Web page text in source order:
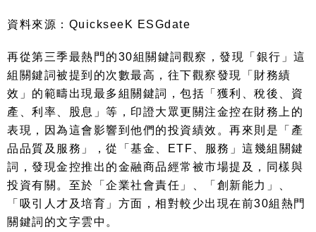
資料來源： QuickseeK ESGdate
再從第三季最熱門的30組關鍵詞觀察，發現「銀行」這
組關鍵詞被提到的次數最高，往下觀察發現「財務績
效」的範疇出現最多組關鍵詞，包括「獲利、稅後、資
產、利率、股息」等，印證大眾更關注金控在財務上的
表現，因為這會影響到他們的投資績效。再來則是「產
品品質及服務」，從「基金、
ETF 、服務」這幾組關鍵
詞，發現金控推出的金融商品經常被市場提及，同樣與
投資有關。至於「企業社會責任」、「創新能力」、
「吸引人才及培育」方面，相對較少出現在前30組熱門
關鍵詞的文字雲中。